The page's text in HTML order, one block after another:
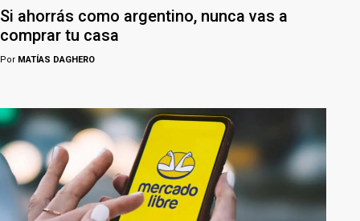
Si ahorrás como argentino, nunca vas a
comprar tu casa
Por MATÍAS DAGHERO